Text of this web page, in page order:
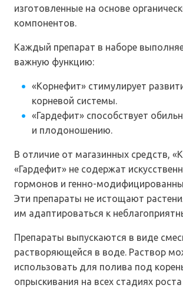
изготовленные на основе
компонентов.
Каждый препарат в наборе
важную функцию:
«Корнефит» стимулирует
корневой системы.
«Гардефит» способствует
и плодоношению.
В отличие от магазинных средств,
«Гардефит» не содержат
гормонов и генно-
Эти препараты не истощают
им адаптироваться к
Препараты выпускаются в виде
растворяющейся в воде. Раствор
использовать для полива под
опрыскивания на всех стадиях